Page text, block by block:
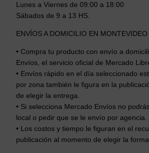
Lunes a Viernes de 09:00 a 18:00
Sábados de 9 a 13 HS.
ENVÍOS A DOMICILIO EN
• Compra tu producto con envío a
Envíos, el servicio oficial de Mercado
• Envíos rápido en el día seleccionado
por zona también le figura en la
de elegir la entrega.
• Si selecciona Mercado Envíos no
local o pedir que se le envío por agencia.
• Los costos y tiempo le figuran en el
publicación al momento de elegir la